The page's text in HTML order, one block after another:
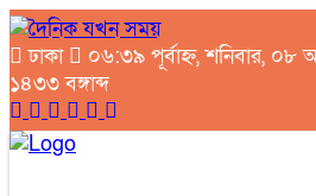
ঢাকা
০৬:৩৯ পূর্বাহ্ন, শনিবার, ০৮
১৪৩৩ বঙ্গাব্দ